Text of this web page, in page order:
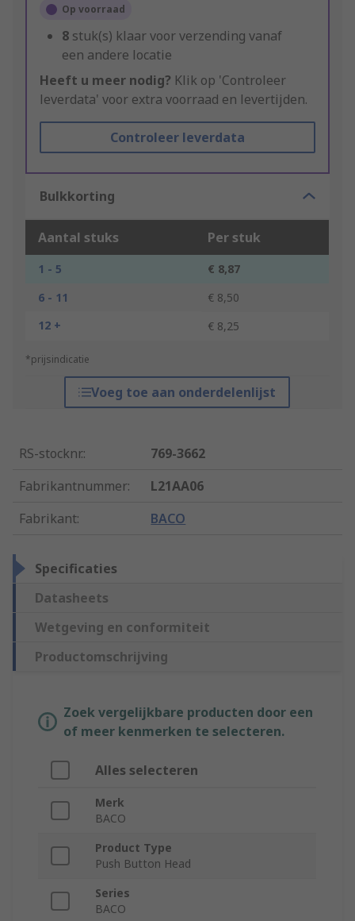
Op voorraad
8 stuk(s) klaar voor verzending vanaf
een andere locatie
Heeft u meer nodig? Klik op 'Controleer
leverdata' voor extra voorraad en levertijden.
Controleer leverdata
Bulkkorting
Aantal stuks Per stuk
1 - 5
€ 8,87
6 - 11
€ 8,50
12 +
€ 8,25
*prijsindicatie
Voeg toe aan onderdelenlijst
RS-stocknr.:
769-3662
Fabrikantnummer:
L21AA06
Fabrikant: BACO
Specificaties
Datasheets
Wetgeving en conformiteit
Productomschrijving
Zoek vergelijkbare producten door een
of meer kenmerken te selecteren.
Alles selecteren
Merk
BACO
Product Type
Push Button Head
Series
BACO